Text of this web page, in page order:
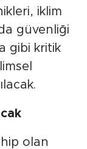
iklim
güvenliği
gibi kritik
olan